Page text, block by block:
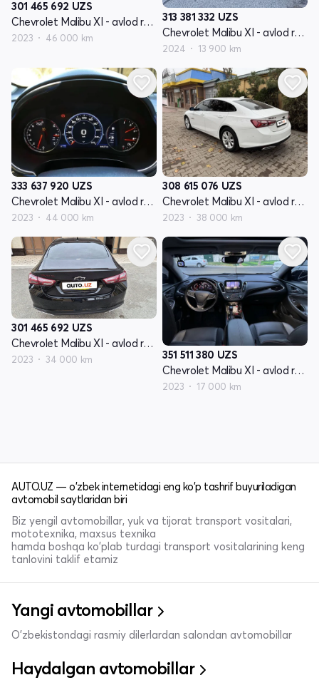
301 465 692 UZS
Chevrolet Malibu XI - avlod restyling
2023 46 000 km
313 381 332 UZS
Chevrolet Malibu XI - avlod restyling
2024 13 900 km
333 637 920 UZS
Chevrolet Malibu XI - avlod restyling
2023 44 000 km
308 615 076 UZS
Chevrolet Malibu XI - avlod restyling
2023 38 000 km
301 465 692 UZS
Chevrolet Malibu XI - avlod restyling
2023 34 000 km 351 511 380 UZS
Chevrolet Malibu XI - avlod restyling
2023 17 000 km
AUTO.UZ — o'zbek internetidagi eng ko'p tashrif buyuriladigan
avtomobil saytlaridan biri
Biz yengil avtomobillar, yuk va tijorat transport vositalari,
mototexnika, maxsus texnika
hamda boshqa ko'plab turdagi transport vositalarining keng
tanlovini taklif etamiz
Yangi avtomobillar
O'zbekistondagi rasmiy dilerlardan salondan avtomobillar
Haydalgan avtomobillar